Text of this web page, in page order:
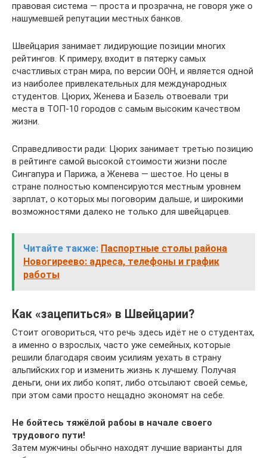
правовая система — проста и прозрачна, не говоря уже о
нашумевшей репутации местных банков.
Швейцария занимает лидирующие позиции многих
рейтингов. К примеру, входит в пятерку самых
счастливых стран мира, по версии ООН, и является одной
из наиболее привлекательных для международных
студентов. Цюрих, Женева и Базель отвоевали три
места в ТОП-10 городов с самым высоким качеством
жизни.
Справедливости ради: Цюрих занимает третью позицию
в рейтинге самой высокой стоимости жизни после
Сингапура и Парижа, а Женева — шестое. Но цены в
стране полностью компенсируются местным уровнем
зарплат, о которых мы поговорим дальше, и широкими
возможностями далеко не только для швейцарцев.
Читайте также: Паспортные столы района
Новогиреево: адреса, телефоны и график
работы
Как «зацепиться» в Швейцарии?
Стоит оговориться, что речь здесь идёт не о студентах,
а именно о взрослых, часто уже семейных, которые
решили благодаря своим усилиям уехать в страну
альпийских гор и изменить жизнь к лучшему. Получая
деньги, они их либо копят, либо отсылают своей семье,
при этом сами просто нещадно экономят на себе.
Не бойтесь тяжёлой рабоы в начале своего
трудового пути!
Затем мужчины обычно находят лучшие варианты для